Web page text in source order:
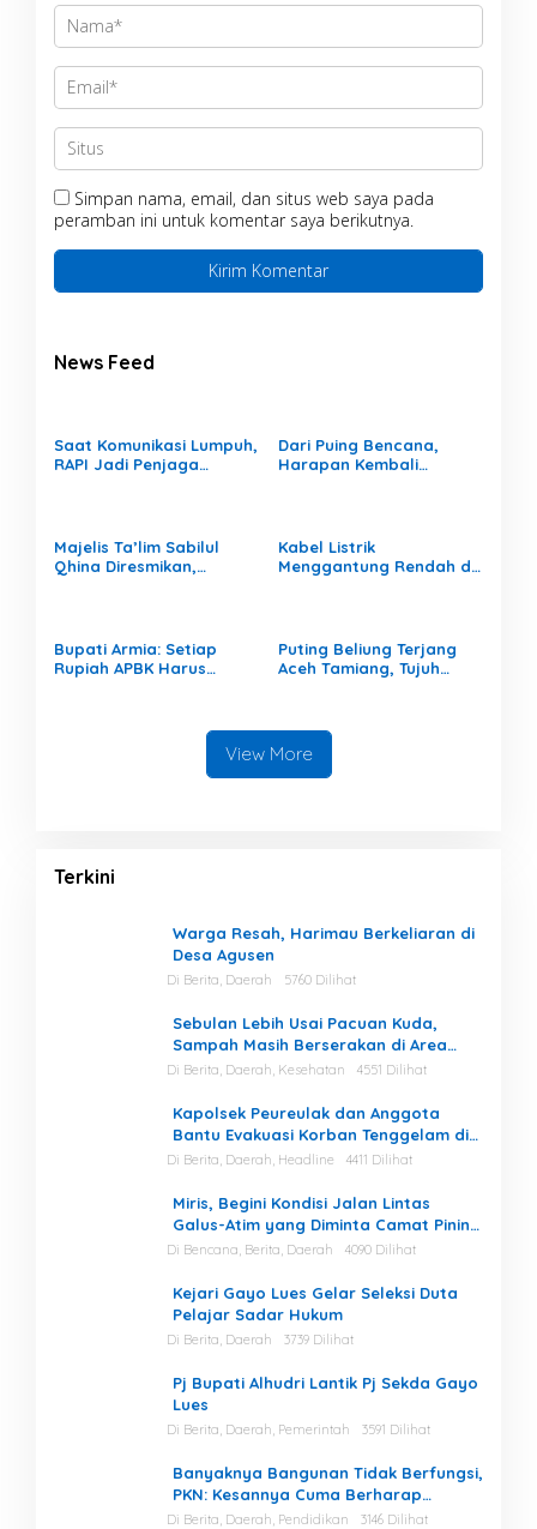
Simpan nama, email, dan situs web saya pada
peramban ini untuk komentar saya berikutnya.
News Feed
Saat Komunikasi Lumpuh,
RAPI Jadi Penjaga
Dari Puing Bencana,
Harapan Kembali
Majelis Ta’lim Sabilul
Qhina Diresmikan,
Generasi Muda
Kabel Listrik
Menggantung Rendah di
Bupati Armia: Setiap
Rupiah APBK Harus
Puting Beliung Terjang
Aceh Tamiang, Tujuh
View More
Terkini
Warga Resah, Harimau Berkeliaran di
Desa Agusen
Di Berita, Daerah 5760 Dilihat
Sebulan Lebih Usai Pacuan Kuda,
Sampah Masih Berserakan di Area
Stadion
Di Berita, Daerah, Kesehatan 4551 Dilihat
Kapolsek Peureulak dan Anggota
Bantu Evakuasi Korban Tenggelam di
Perairan Kuala Bugak
Di Berita, Daerah, Headline 4411 Dilihat
Miris, Begini Kondisi Jalan Lintas
Galus-Atim yang Diminta Camat Pining
Dilakukan Perawatan
Di Bencana, Berita, Daerah 4090 Dilihat
Kejari Gayo Lues Gelar Seleksi Duta
Pelajar Sadar Hukum
Di Berita, Daerah 3739 Dilihat
Pj Bupati Alhudri Lantik Pj Sekda Gayo
Lues
Di Berita, Daerah, Pemerintah 3591 Dilihat
Banyaknya Bangunan Tidak Berfungsi,
PKN: Kesannya Cuma Berharap
Kegiatan
Di Berita, Daerah, Pendidikan 3146 Dilihat